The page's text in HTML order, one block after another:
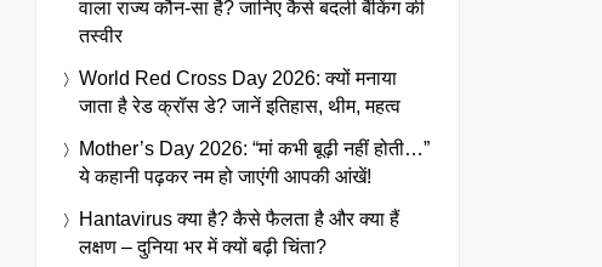
वाला राज्य कौन-सा है? जानिए कैसे बदली बैंकिंग की
तस्वीर
World Red Cross Day 2026: क्यों मनाया
जाता है रेड क्रॉस डे? जानें इतिहास, थीम, महत्व
Mother’s Day 2026: “मां कभी बूढ़ी नहीं होती…”
ये कहानी पढ़कर नम हो जाएंगी आपकी आंखें!
Hantavirus क्या है? कैसे फैलता है और क्या हैं
लक्षण – दुनिया भर में क्यों बढ़ी चिंता?